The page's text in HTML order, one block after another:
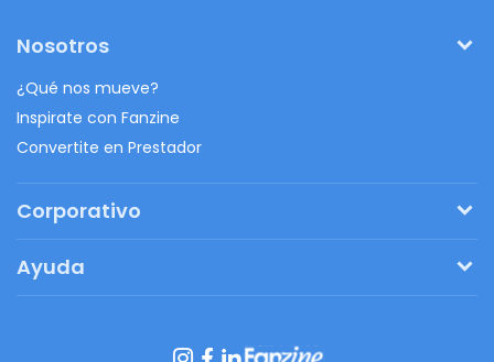
Nosotros
¿Qué nos mueve?
Inspirate con Fanzine
Convertite en Prestador
Corporativo
Regalos originales
Ayuda